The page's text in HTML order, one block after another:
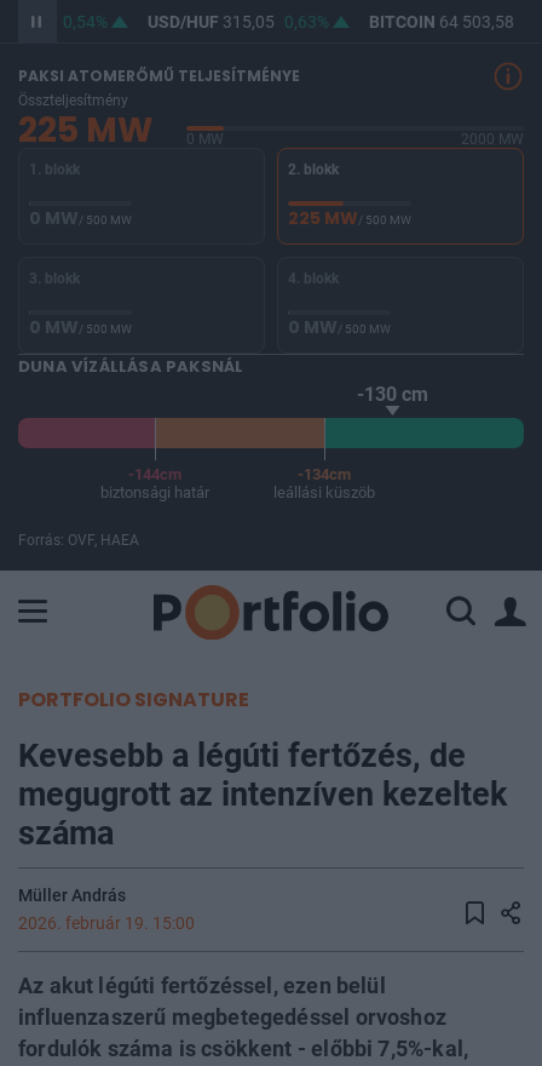
0,54% USD/HUF315,05 0,63% BITCOIN64 503,58
PAKSI ATOMERŐMŰ TELJESÍTMÉNYE
Összteljesítmény
225 MW 0 MW
2000 MW
1. blokk
0 MW/ 500 MW
2. blokk
225 MW/ 500 MW
3. blokk
0 MW/ 500 MW
4. blokk
0 MW/ 500 MW
DUNA VÍZÁLLÁSA PAKSNÁL
-130 cm
-144cm
biztonsági határ
-134cm
leállási küszöb
Forrás: OVF, HAEA
PORTFOLIO SIGNATURE
Kevesebb a légúti fertőzés, de
megugrott az intenzíven kezeltek
száma
Müller András
2026. február 19. 15:00
Az akut légúti fertőzéssel, ezen belül
influenzaszerű megbetegedéssel orvoshoz
fordulók száma is csökkent - előbbi 7,5%-kal,